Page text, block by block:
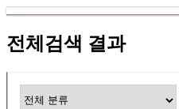
전체검색 결과